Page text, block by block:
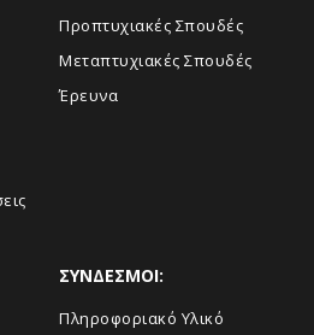
Προπτυχιακές Σπουδές
Μεταπτυχιακές Σπουδές
Έρευνα
ΣΥΝΔΕΣΜΟΙ:
Πληροφοριακό Υλικό